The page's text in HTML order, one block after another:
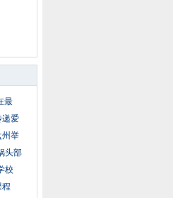
最
递爱
州举
头部
校